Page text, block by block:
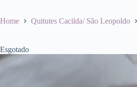
Home Quitutes Cacilda/ São Leopoldo
Esgotado